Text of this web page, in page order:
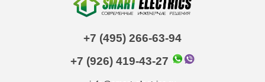
+7 (495) 266-63-94
+7 (926) 419-43-27